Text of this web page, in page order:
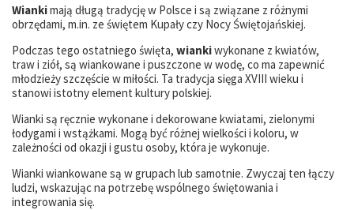
Wiankimają długą tradycję w Polsce i są związane z różnymi
obrzędami, m.in. ze świętem Kupały czy Nocy Świętojańskiej.
Podczas tego ostatniego święta, wiankiwykonane z kwiatów,
traw i ziół, są wiankowane i puszczone w wodę, co ma zapewnić
młodzieży szczęście w miłości. Ta tradycja sięga XVIII wieku i
stanowi istotny element kultury polskiej.
Wianki są ręcznie wykonane i dekorowane kwiatami, zielonymi
łodygami i wstążkami. Mogą być różnej wielkości i koloru, w
zależności od okazji i gustu osoby, która je wykonuje.
Wianki wiankowane są w grupach lub samotnie. Zwyczaj ten łączy
ludzi, wskazując na potrzebę wspólnego świętowania i
integrowania się.